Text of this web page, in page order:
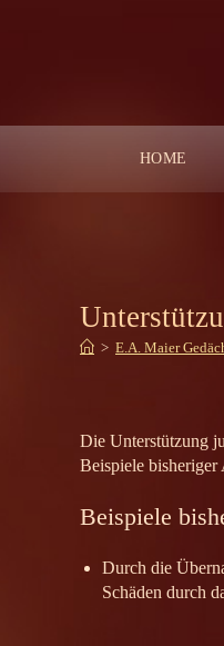
HOME
> E.A. Maier
Die Unterstützung
Beispiele bisheriger
Beispiele
Durch die
Schäden durch